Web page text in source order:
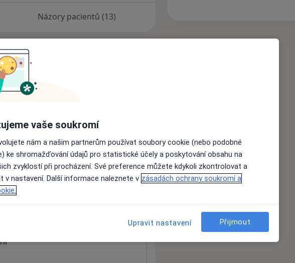
Názory pacientů (13)
nejsou k dispozici
informace o svých službách.
51601
vaše soukromí
nám a našim partnerům používat soubory cookie (nebo podobné
ke shromažďování údajů pro statistické účely a poskytování obsahu na
zvyklostí při procházení. Své preference můžete kdykoli zkontrolovat a
v nastavení. Další informace naleznete v zásadách ochrany soukromí a
Upravit nastavení Přijmout